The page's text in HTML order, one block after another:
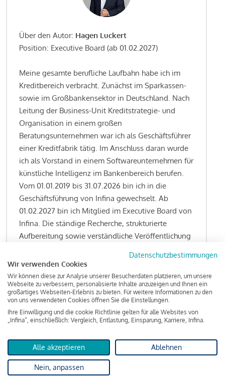
Über den Autor: Hagen Luckert
Position: Executive Board (ab 01.02.2027)
Meine gesamte berufliche Laufbahn habe ich im
Kreditbereich verbracht. Zunächst im Sparkassen-
sowie im Großbankensektor in Deutschland. Nach
Leitung der Business-Unit Kreditstrategie- und
Organisation in einem großen
Beratungsunternehmen war ich als Geschäftsführer
einer Kreditfabrik tätig. Im Anschluss daran wurde
ich als Vorstand in einem Softwareunternehmen für
künstliche Intelligenz im Bankenbereich berufen.
Vom 01.01.2019 bis 31.07.2026 bin ich in die
Geschäftsführung von Infina gewechselt. Ab
01.02.2027 bin ich Mitglied im Executive Board von
Infina. Die ständige Recherche, strukturierte
Aufbereitung sowie verständliche Veröffentlichung
Kreditgeschäft gehören zu den wesentlichen
Schwerpunktsetzungen meiner Funktion.
Lesen Sie meine Finanzierungs-Tipps
KreditindexDas Wohnkredit Barometer
Datenschutzbestimmungen
Wir verwenden Cookies
Wir können diese zur Analyse unserer Besucherdaten platzieren, um unsere
Webseite zu verbessern, personalisierte Inhalte anzuzeigen und Ihnen ein
großartiges Webseiten-Erlebnis zu bieten. Für weitere Informationen zu den
von uns verwendeten Cookies öffnen Sie die Einstellungen.
Ihre Einwilligung und die cookie Richtlinie gelten für alle Websites von
„Infina“, einschließlich: Vergleich, Entlastung, Einsparung, Karriere, Infina.
Alle akzeptieren Ablehnen
Nein, anpassen